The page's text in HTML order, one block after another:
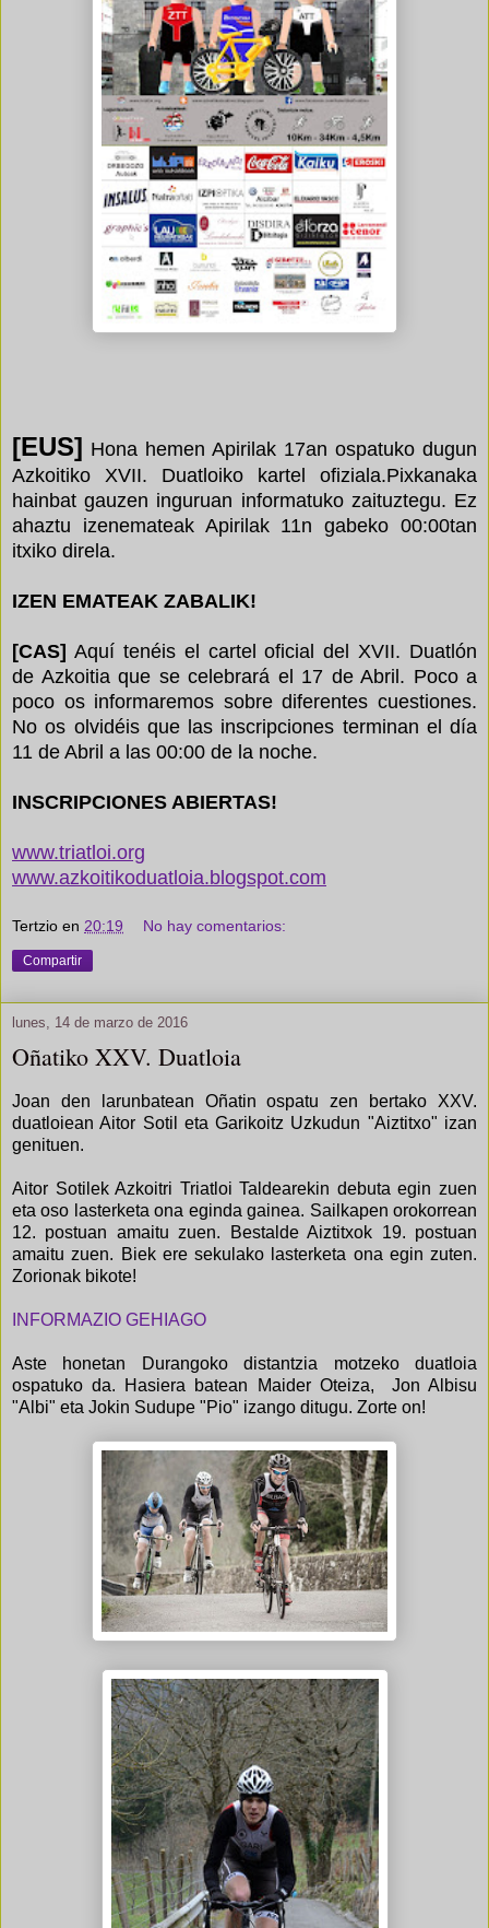
[EUS] Hona hemen Apirilak 17an ospatuko dugun
Azkoitiko XVII. Duatloiko kartel ofiziala.Pixkanaka
hainbat gauzen inguruan informatuko zaituztegu. Ez
ahaztu izenemateak Apirilak 11n gabeko 00:00tan
itxiko direla.
IZEN EMATEAK ZABALIK!
[CAS] Aquí tenéis el cartel oficial del XVII. Duatlón
de Azkoitia que se celebrará el 17 de Abril. Poco a
poco os informaremos sobre diferentes cuestiones.
No os olvidéis que las inscripciones terminan el día
11 de Abril a las 00:00 de la noche.
INSCRIPCIONES ABIERTAS!
www.triatloi.org
www.azkoitikoduatloia.blogspot.com
Tertzio en 20:19 No hay comentarios:
Compartir
lunes, 14 de marzo de 2016
Oñatiko XXV. Duatloia
Joan den larunbatean Oñatin ospatu zen bertako XXV.
duatloiean Aitor Sotil eta Garikoitz Uzkudun "Aiztitxo" izan
genituen.
Aitor Sotilek Azkoitri Triatloi Taldearekin debuta egin zuen
eta oso lasterketa ona eginda gainea. Sailkapen orokorrean
12. postuan amaitu zuen. Bestalde Aiztitxok 19. postuan
amaitu zuen. Biek ere sekulako lasterketa ona egin zuten.
Zorionak bikote!
INFORMAZIO GEHIAGO
Aste honetan Durangoko distantzia motzeko duatloia
ospatuko da. Hasiera batean Maider Oteiza, Jon Albisu
"Albi" eta Jokin Sudupe "Pio" izango ditugu. Zorte on!